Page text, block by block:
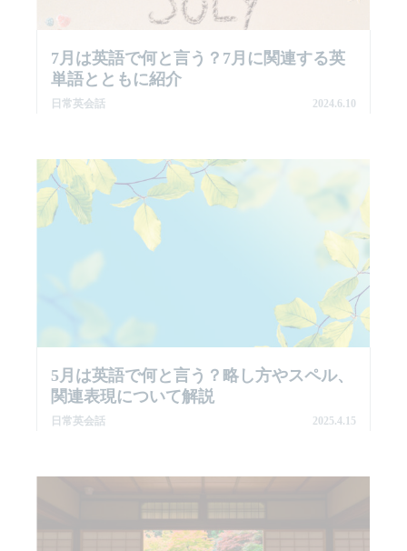
7月は英語で何と言う？7月に関連する英
単語とともに紹介
日常英会話 2024.6.10
5月は英語で何と言う？略し方やスペル、
関連表現について解説
日常英会話 2025.4.15